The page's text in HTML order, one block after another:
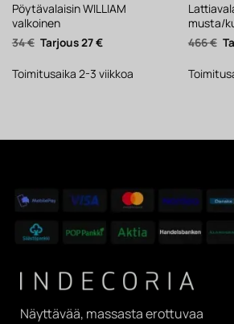
Pöytävalaisin WILLIAM
valkoinen
34€ Alkuperäinen
hinta
34 €.
27€Nykyinen
27 €.
Toimitusaika 2-3 viikkoa
musta/
466€
Näyttävää, massasta erottuvaa